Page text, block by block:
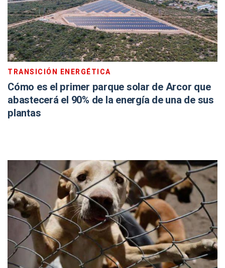
TRANSICIÓN ENERGÉTICA
Cómo es el primer parque solar de Arcor que
abastecerá el 90% de la energía de una de sus
plantas